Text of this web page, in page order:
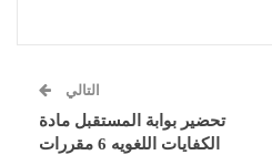
التالي
تحضير بوابة المستقبل مادة
الكفايات اللغويه 6 مقررات